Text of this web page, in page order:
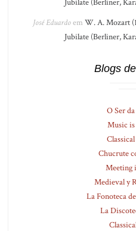
Jubilate (Berliner,
José Eduardoem W. A. Mozart
Jubilate (Berliner,
Blogs
O Ser
Music
Chucrute
Meeting
Medieval y
La Fonoteca
La